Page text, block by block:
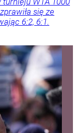
się ze
6:2, 6:1.